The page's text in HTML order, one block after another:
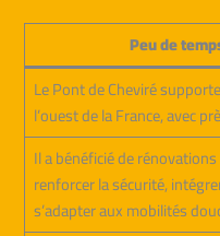
Peu de
Le Pont de Cheviré
l’ouest de la France, avec
Il a bénéficié de
renforcer la sécurité,
s’adapter aux mobilités